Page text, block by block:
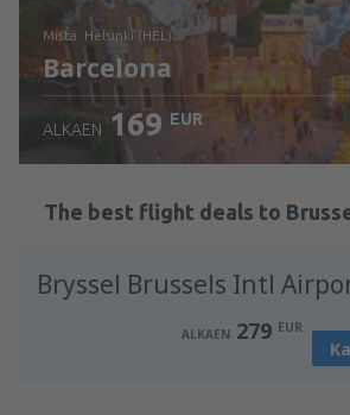
mistä: Helsinki (HEL)
Barcelona
Tarkista tiedot
ALKAEN 169 EUR
The best flight deals to
Bryssel Brussels Intl
ALKAEN 279 EUR